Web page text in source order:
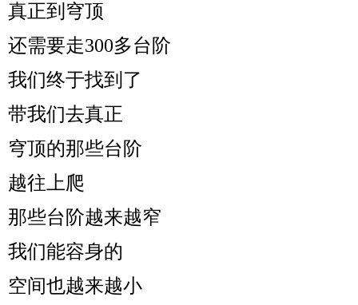
真正到穹顶
还需要走300多台阶
我们终于找到了
带我们去真正
穹顶的那些台阶
越往上爬
那些台阶越来越窄
我们能容身的
空间也越来越小